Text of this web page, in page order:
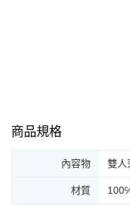
商品規格
內容物 雙人
材質